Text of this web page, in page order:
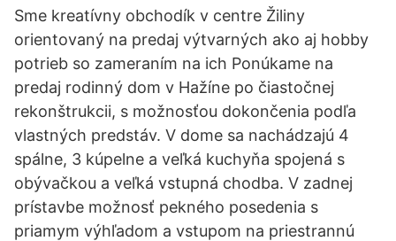
Sme kreatívny obchodík v centre Žiliny
orientovaný na predaj výtvarných ako aj hobby
potrieb so zameraním na ich Ponúkame na
predaj rodinný dom v Hažíne po čiastočnej
rekonštrukcii, s možnosťou dokončenia podľa
vlastných predstáv. V dome sa nachádzajú 4
spálne, 3 kúpelne a veľká kuchyňa spojená s
obývačkou a veľká vstupná chodba. V zadnej
prístavbe možnosť pekného posedenia s
priamym výhľadom a vstupom na priestrannú